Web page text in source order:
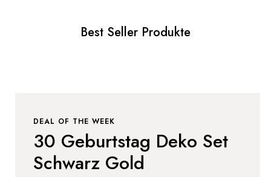
Best Seller Produkte
DEAL OF THE WEEK
30 Geburtstag Deko Set
Schwarz Gold